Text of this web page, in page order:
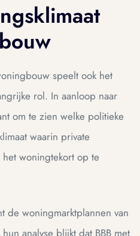
speelt ook het
rol. In aanloop naar
om te zien welke politieke
waarin private
woningtekort op te
de woningmarktplannen van
analyse blijkt dat BBB met